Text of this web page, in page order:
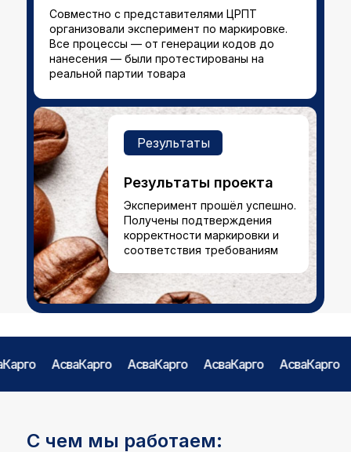
Результаты
Результаты проекта
Эксперимент прошёл успешно.
Получены подтверждения
корректности маркировки и
соответствия требованиям
Совместно с представителями ЦРПТ
организовали эксперимент по маркировке.
Все процессы — от генерации кодов до
нанесения — были протестированы на
реальной партии товара
АсваКарго АсваКарго АсваКарго АсваКарго
С чем мы работаем: